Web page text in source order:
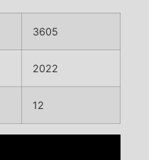
3605
2022
12